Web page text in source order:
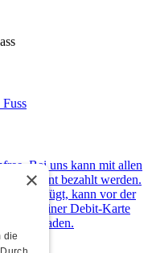
Fuss
Bei uns kann mit allen
Twint bezahlt werden.
verfügt, kann vor der
Form einer Debit-Karte
laden.
×
die